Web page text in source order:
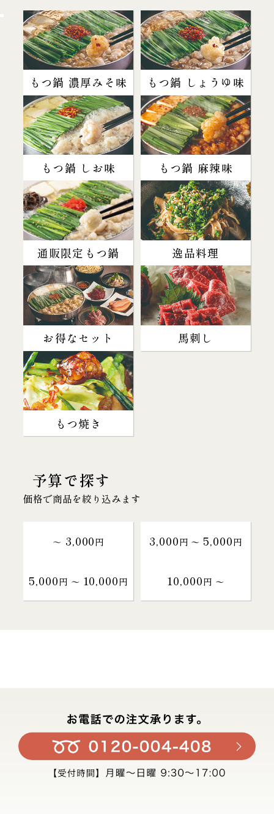
もつ鍋 濃厚みそ味 もつ鍋 しょうゆ味
もつ鍋 しお味 もつ鍋 麻辣味
通販限定もつ鍋 逸品料理
お得なセット 馬刺し
もつ焼き
予算で探す
価格で商品を絞り込みます
～ 3,000円 3,000円 〜 5,000円
5,000円 〜 10,000円 10,000円 〜